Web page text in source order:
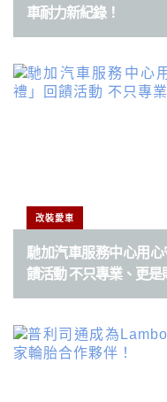
車耐力新紀錄！
改裝愛車
馳加汽車服務中心用
饋活動 不只專業、更是